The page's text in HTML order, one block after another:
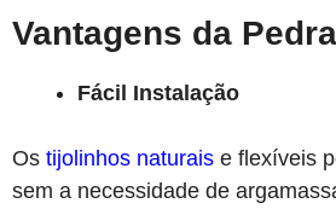
Vantagens da
Fácil Instalação
Os tijolinhos naturais e flexíveis
sem a necessidade de